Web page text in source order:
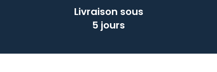
Livraison sous
5 jours